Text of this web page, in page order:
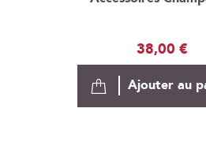
38,00 €
Ajouter au